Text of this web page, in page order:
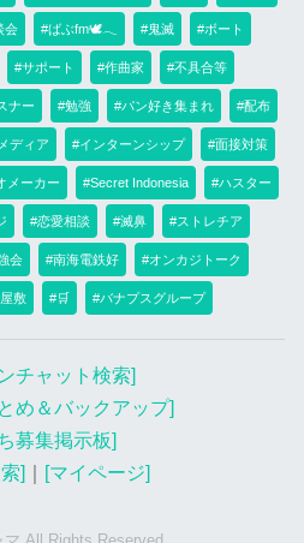
会 #ばぶfm🕊‪𓂃 #鬼滅 #ボート
#サポート #作曲家 #不具合等
ナー #勉強 #パン好き集まれ #配布
ディア #インターンシップ #面接対策
メーカー #Secret Indonesia #ハスター
#恋愛相談 #滅鼻 #ストレチア
会 #南海電鉄好 #オンカジトーク
敷 #🛒 #バナプスグループ
チャット検索]
め＆バックアップ]
募集掲示板]
]
[マイページ]